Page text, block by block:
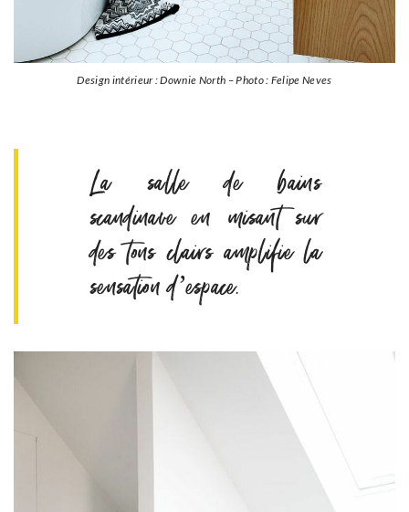
Design intérieur : Downie North – Photo : Felipe Neves
La salle de bains
scandinave en misant sur
des tons clairs amplifie la
sensation d’espace.